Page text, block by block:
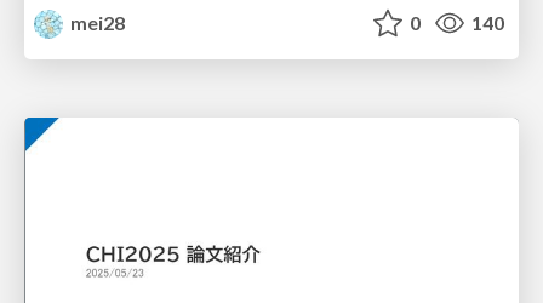
mei28
0 140